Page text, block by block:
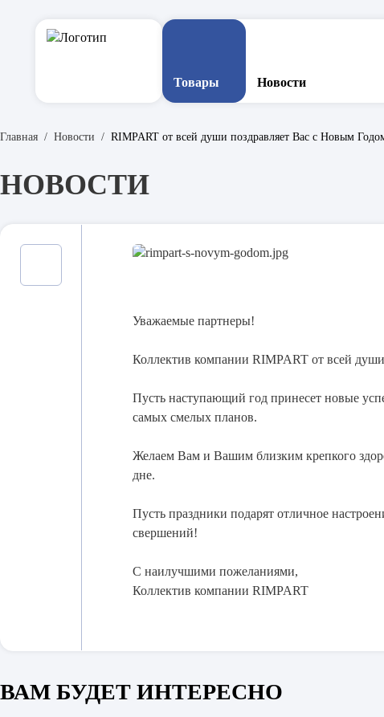
Товары
Оборудование и инструменты
Сопла для
Новости
Главная Новости RIMPART от всей души поздравляет Вас с Новым
НОВОСТИ
Уважаемые партнеры!
Коллектив компании RIMPART от всей
Пусть наступающий год принесет новые
самых смелых планов.
Желаем Вам и Вашим близким крепкого
дне.
Пусть праздники подарят отличное
свершений!
С наилучшими пожеланиями,
Коллектив компании RIMPART
ВАМ БУДЕТ ИНТЕРЕСНО